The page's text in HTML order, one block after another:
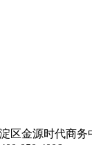
区金源时代商务